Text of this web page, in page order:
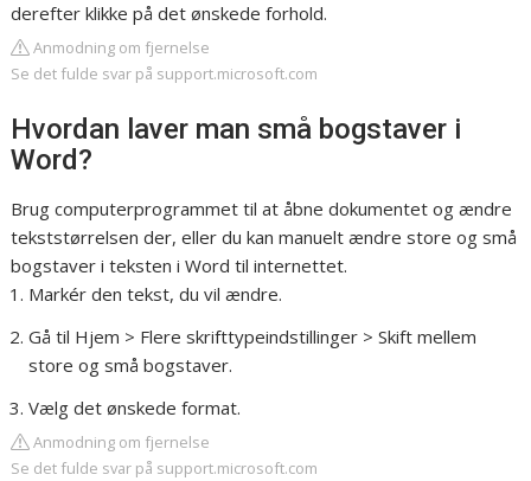
derefter klikke på det ønskede forhold.
Anmodning om fjernelse
Se det fulde svar på support.microsoft.com
Hvordan laver man små bogstaver i
Word?
Brug computerprogrammet til at åbne dokumentet og ændre
tekststørrelsen der, eller du kan manuelt ændre store og små
bogstaver i teksten i Word til internettet.
Markér den tekst, du vil ændre.
Gå til Hjem > Flere skrifttypeindstillinger > Skift mellem
store og små bogstaver.
Vælg det ønskede format.
Anmodning om fjernelse
Se det fulde svar på support.microsoft.com